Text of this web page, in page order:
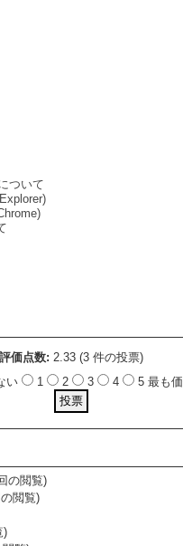
ついて
評価点数: 2.33 (3 件の投票)
い
1 2 3 4 5 最も
の閲覧)
閲覧)
)